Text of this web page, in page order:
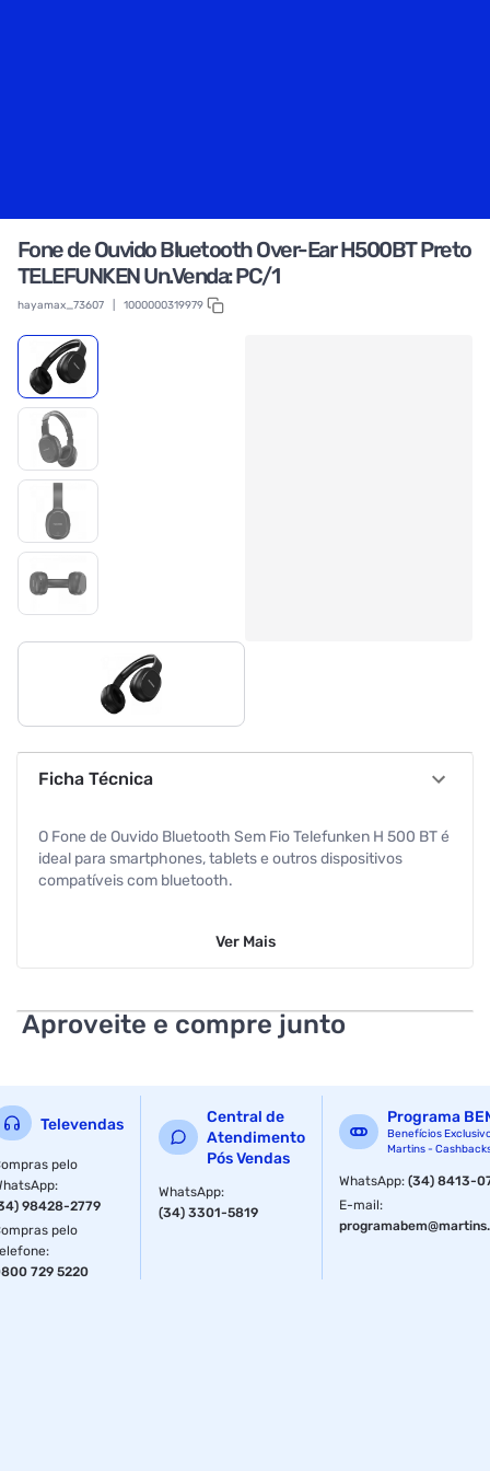
Fone de Ouvido Bluetooth Over-Ear H500BT Preto
TELEFUNKEN Un.Venda: PC/1
hayamax_73607 1000000319979
Ficha Técnica
O Fone de Ouvido Bluetooth Sem Fio Telefunken H 500 BT é
ideal para smartphones, tablets e outros dispositivos
compatíveis com bluetooth.
conforto estendido garantindo ergonomia no uso. Earpads
embutido, microfone e hands-free.
Conectividade Bluetooth
Ver Mais
Aproveite e compre junto
Televendas
pelo
:
98428-2779
pelo
:
729 5220
Central de
Atendimento
Pós Vendas
WhatsApp:
(34) 3301-5819
Programa
Benefícios
Martins -
WhatsApp:(34) 8413-
E-mail: